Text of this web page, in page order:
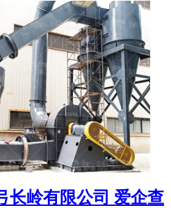
长岭有限公司 爱企查